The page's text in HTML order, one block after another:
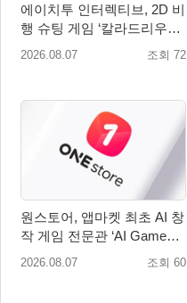
에이치투 인터렉티브, 2D 비
행 슈팅 게임 ‘칼라드리우스
2/다크 엘레멘트’ 올 겨울 전
2026.08.07 조회 72
원스토어, 앱마켓 최초 AI 창
작 게임 전문관 ‘AI Games’
오픈
2026.08.07 조회 60